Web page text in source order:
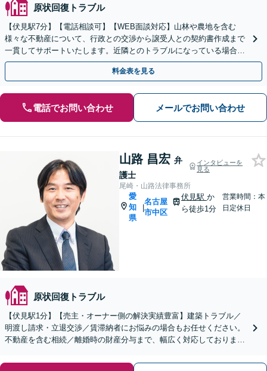
原状回復トラブル
【伏見駅7分】【電話相談可】【WEB面談対応】山林や農地を含む
様々な不動産について、行政との交渉から譲受人との契約書作成まで
一貫してサポートいたします。近隣とのトラブルになっている場合
や、解決が難航している案件でも、ぜひご相談ください。
料金表を見る
電話でお問い合わせ メールでお問い合わせ
山路 昌宏 弁
護士
インタビューを
見る
尾崎・山路法律事務所
愛
知
県
|
名古屋
市中区
伏見駅 か
ら徒歩1分
営業時間：本
日定休日
原状回復トラブル
【伏見駅1分】【売主・オーナー側の解決実績豊富】建築トラブル／
明渡し請求・立退交渉／賃滞納者にお悩みの場合もお任せください。
不動産を含む相続／離婚時の財産分与まで、幅広く対応しておりま